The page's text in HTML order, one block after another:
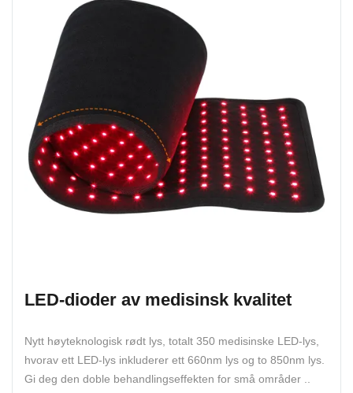
LED-dioder av medisinsk kvalitet
Nytt høyteknologisk rødt lys, totalt 350 medisinske LED-lys,
hvorav ett LED-lys inkluderer ett 660nm lys og to 850nm lys.
Gi deg den doble behandlingseffekten for små områder ..